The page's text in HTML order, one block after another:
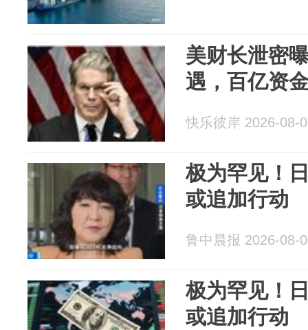
美财长泄密
遇，百亿资
快乐彼岸 2026-08-
极为罕见！
或追加行动
鲁中晨报 2026-08-
极为罕见！
或追加行动